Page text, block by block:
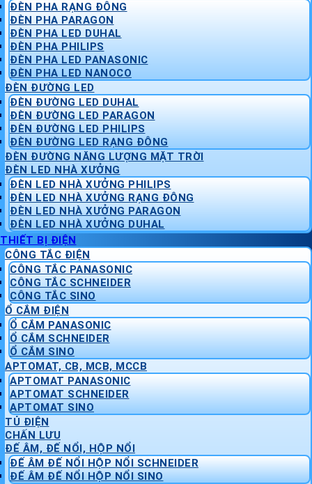
ĐÈN PHA RẠNG ĐÔNG
ĐÈN PHA PARAGON
ĐÈN PHA LED DUHAL
ĐÈN PHA PHILIPS
ĐÈN PHA LED PANASONIC
ĐÈN PHA LED NANOCO
ĐÈN ĐƯỜNG LED
ĐÈN ĐƯỜNG LED DUHAL
ĐÈN ĐƯỜNG LED PARAGON
ĐÈN ĐƯỜNG LED PHILIPS
ĐÈN ĐƯỜNG LED RẠNG ĐÔNG
ĐÈN ĐƯỜNG NĂNG LƯỢNG MẶT TRỜI
ĐÈN LED NHÀ XƯỞNG
ĐÈN LED NHÀ XƯỞNG PHILIPS
ĐÈN LED NHÀ XƯỞNG RẠNG ĐÔNG
ĐÈN LED NHÀ XƯỞNG PARAGON
ĐÈN LED NHÀ XƯỞNG DUHAL
THIẾT BỊ ĐIỆN
CÔNG TẮC ĐIỆN
CÔNG TẮC PANASONIC
CÔNG TẮC SCHNEIDER
CÔNG TẮC SINO
Ổ CẮM ĐIỆN
Ổ CẮM PANASONIC
Ổ CẮM SCHNEIDER
Ổ CẮM SINO
APTOMAT, CB, MCB, MCCB
APTOMAT PANASONIC
APTOMAT SCHNEIDER
APTOMAT SINO
TỦ ĐIỆN
CHẤN LƯU
ĐẾ ÂM, ĐẾ NỔI, HỘP NỔI
ĐẾ ÂM ĐẾ NỔI HỘP NỔI SCHNEIDER
ĐẾ ÂM ĐẾ NỔI HỘP NỔI SINO